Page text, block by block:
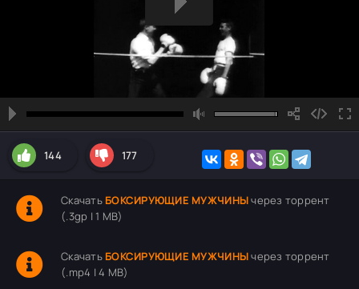
144 177
Скачать БОКСИРУЮЩИЕ МУЖЧИНЫчерез торрент
(.3gp | 1 MB)
Скачать БОКСИРУЮЩИЕ МУЖЧИНЫчерез торрент
(.mp4 | 4 MB)